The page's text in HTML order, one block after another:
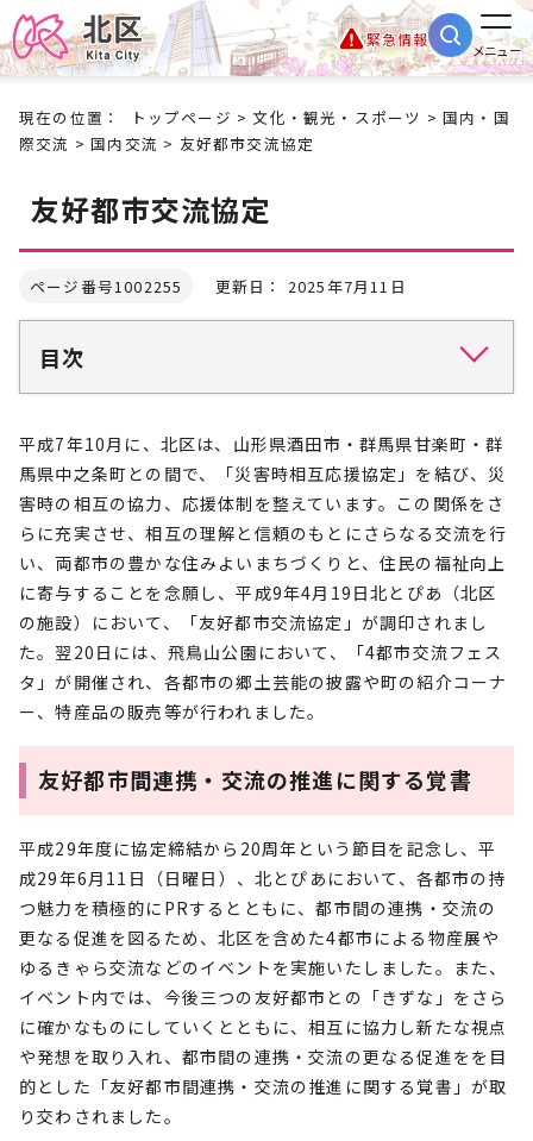
緊急情報
メニュー
現在の位置： トップページ >文化・観光・スポーツ >国内・国
際交流 >国内交流 > 友好都市交流協定
友好都市交流協定
ページ番号1002255 更新日： 2025年7月11日
目次
平成7年10月に、北区は、山形県酒田市・群馬県甘楽町・群
馬県中之条町との間で、「災害時相互応援協定」を結び、災
害時の相互の協力、応援体制を整えています。この関係をさ
らに充実させ、相互の理解と信頼のもとにさらなる交流を行
い、両都市の豊かな住みよいまちづくりと、住民の福祉向上
に寄与することを念願し、平成9年4月19日北とぴあ（北区
の施設）において、「友好都市交流協定」が調印されまし
た。翌20日には、飛鳥山公園において、「4都市交流フェス
タ」が開催され、各都市の郷土芸能の披露や町の紹介コーナ
ー、特産品の販売等が行われました。
友好都市間連携・交流の推進に関する覚書
平成29年度に協定締結から20周年という節目を記念し、平
成29年6月11日（日曜日）、北とぴあにおいて、各都市の持
つ魅力を積極的にPRするとともに、都市間の連携・交流の
更なる促進を図るため、北区を含めた4都市による物産展や
ゆるきゃら交流などのイベントを実施いたしました。また、
イベント内では、今後三つの友好都市との「きずな」をさら
に確かなものにしていくとともに、相互に協力し新たな視点
や発想を取り入れ、都市間の連携・交流の更なる促進をを目
的とした「友好都市間連携・交流の推進に関する覚書」が取
り交わされました。